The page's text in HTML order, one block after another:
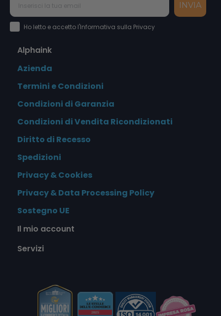
INVIA
Accettazione Privacy Policy
Ho letto e accetto l'Informativa sulla Privacy
Alphaink
Azienda
Termini e Condizioni
Condizioni di Garanzia
Condizioni di Vendita Ricondizionati
Diritto di Recesso
Spedizioni
Privacy & Cookies
Privacy & Data Processing Policy
Sostegno UE
Il mio account
Servizi